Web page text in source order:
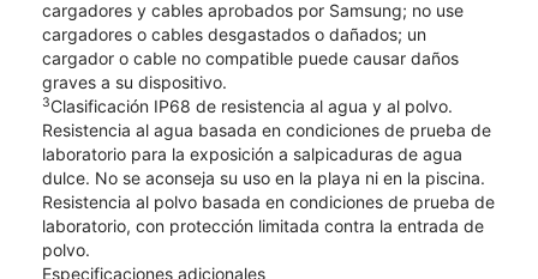
cargadores y cables aprobados por Samsung; no use
cargadores o cables desgastados o dañados; un
cargador o cable no compatible puede causar daños
graves a su dispositivo.
3Clasificación IP68 de resistencia al agua y al polvo.
Resistencia al agua basada en condiciones de prueba de
laboratorio para la exposición a salpicaduras de agua
dulce. No se aconseja su uso en la playa ni en la piscina.
Resistencia al polvo basada en condiciones de prueba de
laboratorio, con protección limitada contra la entrada de
polvo.
Especificaciones adicionales